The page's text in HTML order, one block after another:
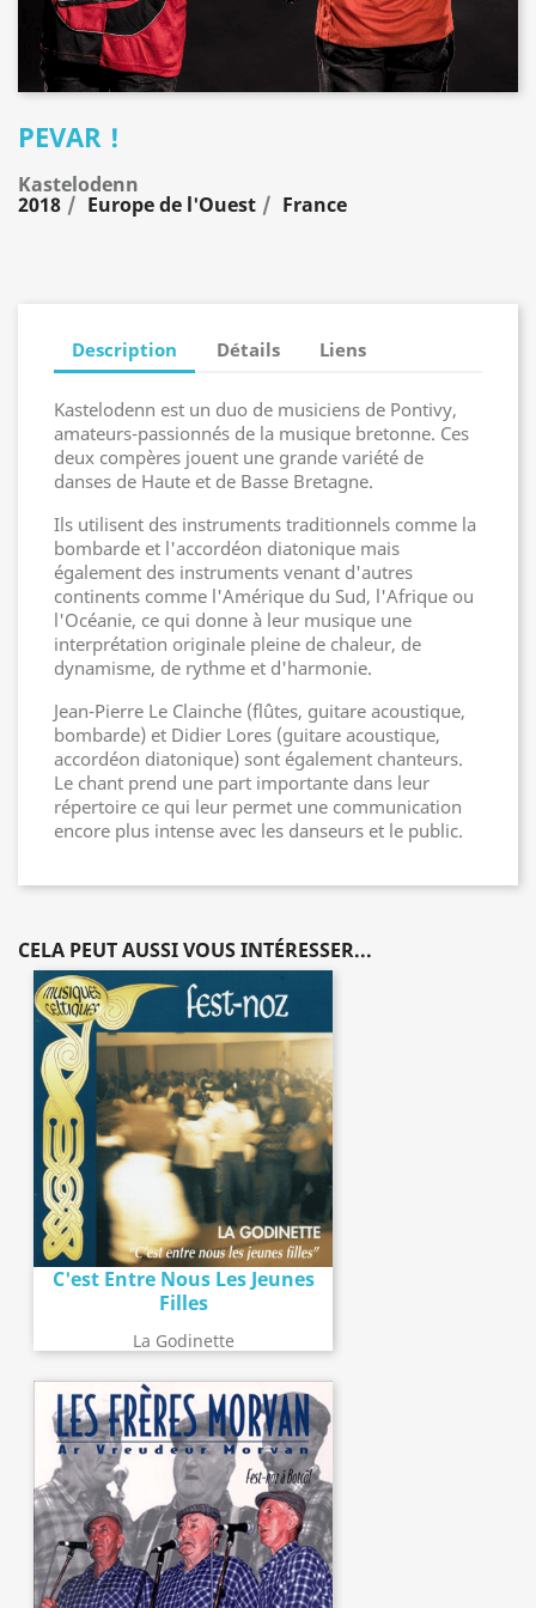
PEVAR !
Kastelodenn
2018 Europe de l'Ouest France
Description Détails Liens
Kastelodenn est un duo de musiciens de Pontivy,
amateurs-passionnés de la musique bretonne. Ces
deux compères jouent une grande variété de
danses de Haute et de Basse Bretagne.
Ils utilisent des instruments traditionnels comme la
bombarde et l'accordéon diatonique mais
également des instruments venant d'autres
continents comme l'Amérique du Sud, l'Afrique ou
l'Océanie, ce qui donne à leur musique une
interprétation originale pleine de chaleur, de
dynamisme, de rythme et d'harmonie.
Jean-Pierre Le Clainche (flûtes, guitare acoustique,
bombarde) et Didier Lores (guitare acoustique,
accordéon diatonique) sont également chanteurs.
Le chant prend une part importante dans leur
répertoire ce qui leur permet une communication
encore plus intense avec les danseurs et le public.
CELA PEUT AUSSI VOUS INTÉRESSER...
C'est Entre Nous Les Jeunes
Filles
La Godinette